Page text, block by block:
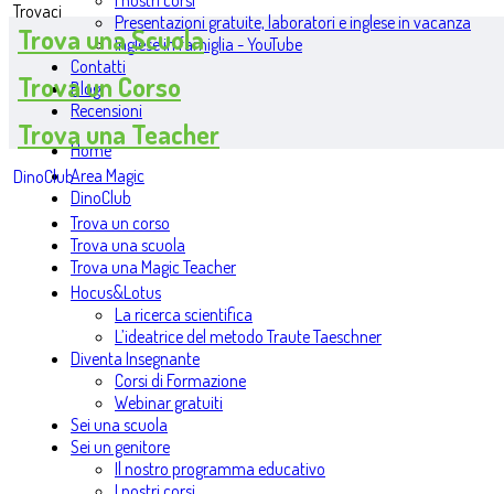
Presentazioni gratuite, laboratori e inglese in vacanza
Inglese in famiglia - YouTube
Contatti
Blog
Recensioni
Home
Area Magic
DinoClub
Trova un corso
Trova una scuola
Trova una Magic Teacher
Hocus&Lotus
La ricerca scientifica
L’ideatrice del metodo Traute Taeschner
Diventa Insegnante
Corsi di Formazione
Webinar gratuiti
Sei una scuola
Sei un genitore
Il nostro programma educativo
Trovaci
Trova una Scuola
Trova un Corso
Trova una Teacher
DinoClub